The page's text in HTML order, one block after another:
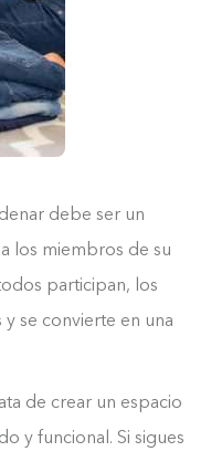
debe ser un
los miembros de su
participan, los
se convierte en una
de crear un espacio
y funcional. Si sigues